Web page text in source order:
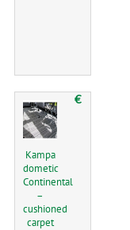
Kampa
dometic
Continental
–
cushioned
carpet
€